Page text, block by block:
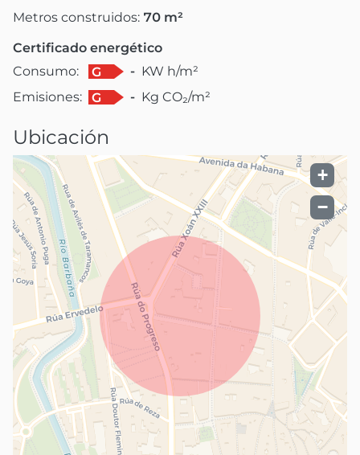
Metros construidos: 70 m²
Certificado energético
Consumo:
G - KW h/m²
Emisiones:
G - Kg CO₂/m²
Ubicación
+
−